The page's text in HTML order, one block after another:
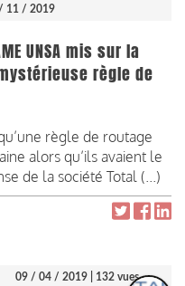
11 / 2019
UNSA mis sur la
règle de
règle de routage
alors qu’ils avaient le
de la société Total (...)
09 / 04 / 2019 | 132 vues